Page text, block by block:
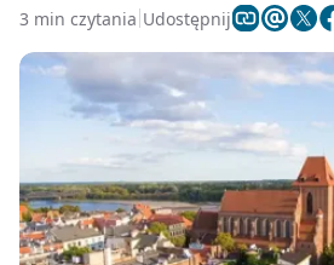
3 min czytania Udostępnij